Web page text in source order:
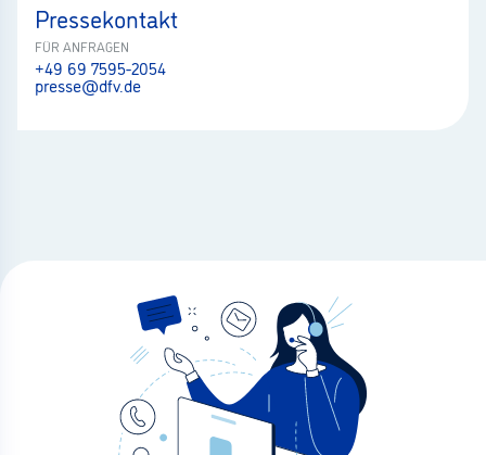
Pressekontakt
FÜR ANFRAGEN
+49 69 7595-2054
presse@dfv.de